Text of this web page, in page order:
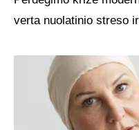
verta nuolatinio streso